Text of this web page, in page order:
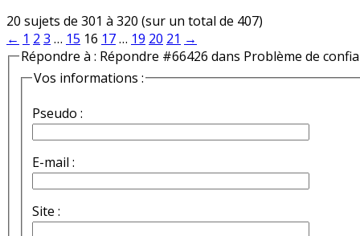
20 sujets de 301 à 320 (sur un total de 407)
← 1 2 3 … 15 16 17… 19 20 21 →
Répondre à : Répondre #66426 dans Problème de
Vos informations :
Pseudo :
E-mail :
Site :